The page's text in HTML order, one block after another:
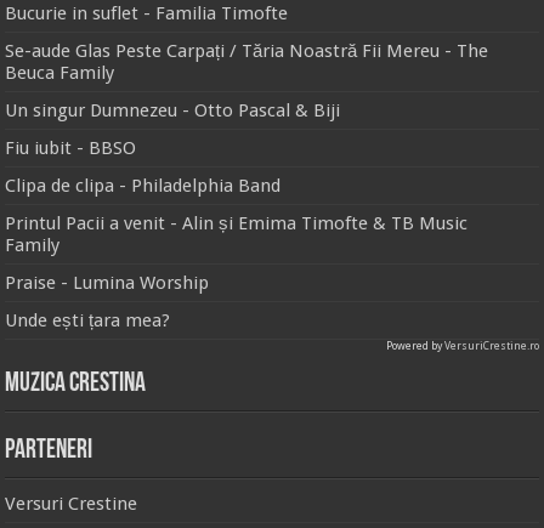
Bucurie in suflet - Familia Timofte
Se-aude Glas Peste Carpați / Tăria Noastră Fii Mereu - The
Beuca Family
Un singur Dumnezeu - Otto Pascal & Biji
Fiu iubit - BBSO
Clipa de clipa - Philadelphia Band
Printul Pacii a venit - Alin și Emima Timofte & TB Music
Family
Praise - Lumina Worship
Unde ești țara mea?
Powered byVersuriCrestine.ro
Muzica Crestina
Parteneri
Versuri Crestine